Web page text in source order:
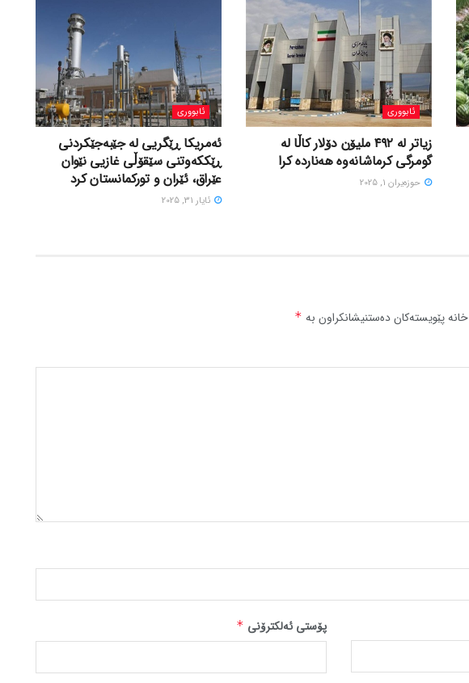
ئابووری
زیاتر لە ٤٩٢ ملیۆن دۆلار کاڵا لە
گومرگی کرماشانەوە هەناردە کرا
حوزه‌یران 1, 2025
ئابووری
ئەمریکا ڕێگریی لە جێبەجێکردنی
ڕێککەوتنی سێقۆڵی غازیی نێوان
عێراق، ئێران و تورکمانستان کرد
ئایار 31, 2025
خانە پێویستەکان دەستنیشانکراون بە *
پۆستی ئەلکترۆنی *